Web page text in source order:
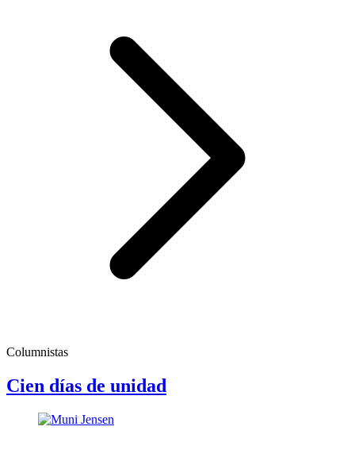
Columnistas
Cien días de unidad